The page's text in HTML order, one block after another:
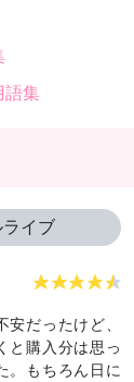
語集
イブ
だったけど、
と購入分は思っ
。もちろん日に